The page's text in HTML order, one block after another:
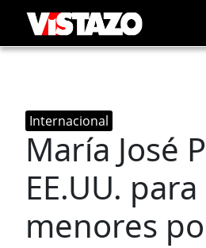
Internacional
María José
EE.UU.
menores